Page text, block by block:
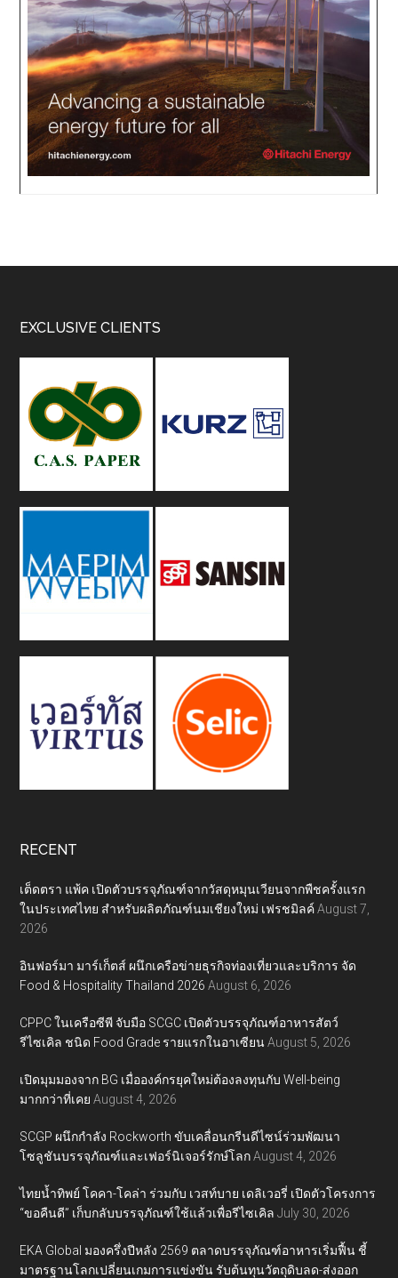
Footer
EXCLUSIVE CLIENTS
RECENT
เต็ดตรา แพ้ค เปิดตัวบรรจุภัณฑ์จากวัสดุหมุนเวียนจากพืชครั้งแรก
ในประเทศไทย สำหรับผลิตภัณฑ์นมเชียงใหม่ เฟรชมิลค์ August 7,
2026
อินฟอร์มา มาร์เก็ตส์ ผนึกเครือข่ายธุรกิจท่องเที่ยวและบริการ จัด
Food & Hospitality Thailand 2026 August 6, 2026
CPPC ในเครือซีพี จับมือ SCGC เปิดตัวบรรจุภัณฑ์อาหารสัตว์
รีไซเคิล ชนิด Food Grade รายแรกในอาเซียน August 5, 2026
เปิดมุมมองจาก BG เมื่อองค์กรยุคใหม่ต้องลงทุนกับ Well-being
มากกว่าที่เคย August 4, 2026
SCGP ผนึกกำลัง Rockworth ขับเคลื่อนกรีนดีไซน์ร่วมพัฒนา
โซลูชันบรรจุภัณฑ์และเฟอร์นิเจอร์รักษ์โลก August 4, 2026
ไทยน้ำทิพย์ โคคา-โคล่า ร่วมกับ เวสท์บาย เดลิเวอรี่ เปิดตัวโครงการ
“ขอคืนดี” เก็บกลับบรรจุภัณฑ์ใช้แล้วเพื่อรีไซเคิล July 30, 2026
EKA Global มองครึ่งปีหลัง 2569 ตลาดบรรจุภัณฑ์อาหารเริ่มฟื้น ชี้
มาตรฐานโลกเปลี่ยนเกมการแข่งขัน รับต้นทุนวัตถุดิบลด-ส่งออก